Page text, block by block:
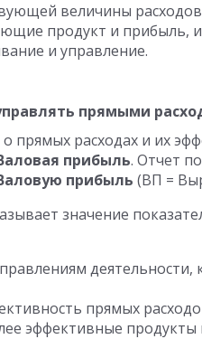
величины
продукт и прибыль, и
и управление.
прямыми
расходах и их
прибыль. Отчет
прибыль (ВП =
значение
деятельности,
прямых
эффективные продукты